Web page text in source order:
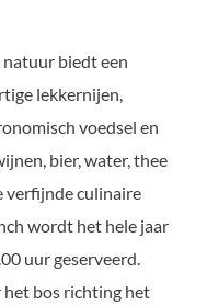
biedt een
lekkernijen,
voedsel en
bier, water, thee
verfijnde culinaire
wordt het hele jaar
uur geserveerd.
het bos richting het